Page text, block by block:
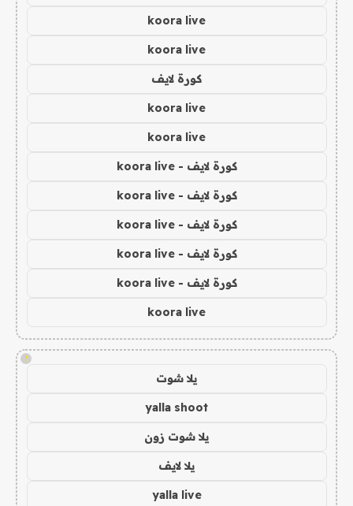
koora live
koora live
كورة لايف
koora live
koora live
كورة لايف - koora live
كورة لايف - koora live
كورة لايف - koora live
كورة لايف - koora live
كورة لايف - koora live
koora live
!
يلا شوت
yalla shoot
يلا شوت زون
يلا لايف
yalla live